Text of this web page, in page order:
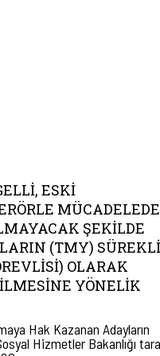
ESKI
MÜCADELEDE
ŞEKILDE
(TMY)
OLARAK
YÖNELIK
Hak Kazanan Adayların
Hizmetler Bakanlığı